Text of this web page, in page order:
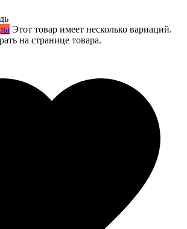
Этот товар имеет несколько вариаций.
на странице товара.